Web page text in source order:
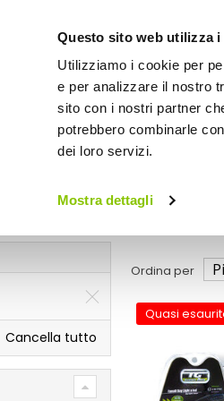
Questo sito web utilizza i
Utilizziamo i cookie per
e per analizzare il nostro
sito con i nostri partner
potrebbero combinarle
dei loro servizi.
Mostra dettagli
BICI
Ordina per
Quasi
Cancella tutto